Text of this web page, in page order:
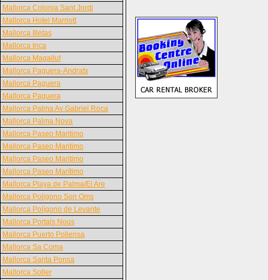
Mallorca Colonia Sant Jordi
Mallorca Hotel Marriott
Mallorca Illetas
Mallorca Inca
Mallorca Magalluf
Mallorca Paguera-Andratx
Mallorca Paguera
Mallorca Paguera
Mallorca Palma Av Gabriel Roca
Mallorca Palma Nova
Mallorca Paseo Maritimo
Mallorca Paseo Maritimo
Mallorca Paseo Maritimo
Mallorca Paseo Marítimo
Mallorca Playa de Palma/El Are
Mallorca Poligono Son Oms
Mallorca Polígono de Levante
Mallorca Portals Nous
Mallorca Puerto Pollensa
Mallorca Sa Coma
Mallorca Santa Ponsa
Mallorca Soller